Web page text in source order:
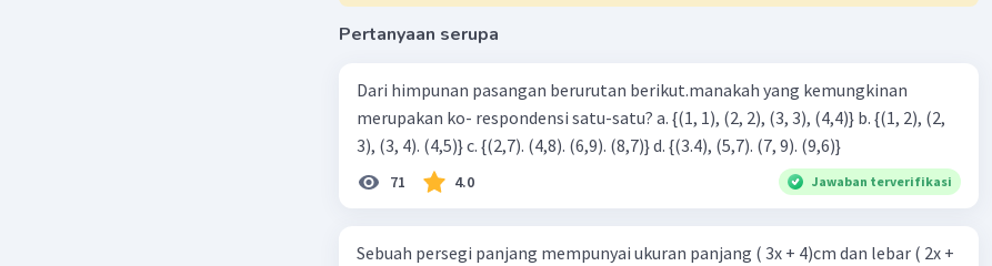
Pertanyaan serupa
Dari himpunan pasangan berurutan berikut.manakah yang kemungkinan
merupakan ko- respondensi satu-satu? a. {(1, 1), (2, 2), (3, 3), (4,4)} b. {(1, 2), (2,
3), (3, 4). (4,5)} c. {(2,7). (4,8). (6,9). (8,7)} d. {(3.4), (5,7). (7, 9). (9,6)}
71 4.0 Jawaban terverifikasi
Sebuah persegi panjang mempunyai ukuran panjang ( 3x + 4)cm dan lebar ( 2x +